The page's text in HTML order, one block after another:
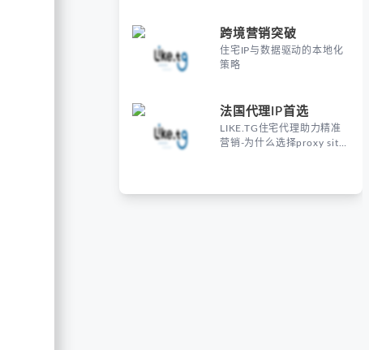
跨境营销突破
住宅IP与数据驱动的本地化
策略
法国代理IP首选
LIKE.TG住宅代理助力精准
营销-为什么选择proxy site